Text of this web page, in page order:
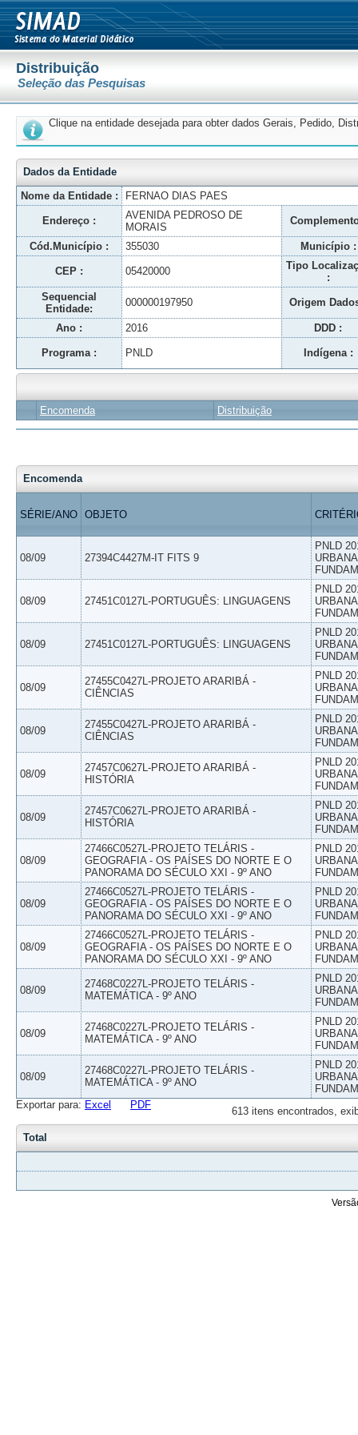
Distribuição
Seleção das Pesquisas
Clique na entidade desejada para obter dados Gerais, Pedido,
Dados da Entidade
Nome da Entidade :
FERNAO DIAS PAES
Endereço :
AVENIDA PEDROSO DE
MORAIS
Cód.Município : 355030 Município :
CEP : 05420000
Tipo
:
Sequencial
Entidade:
000000197950 Origem
Ano : 2016 DDD :
Programa : PNLD Indígena :
Encomenda Distribuição
Encomenda
SÉRIE/ANO OBJETO
08/09 27394C4427M-IT FITS 9
PNLD
08/09 27451C0127L-PORTUGUÊS: LINGUAGENS
PNLD
08/09 27451C0127L-PORTUGUÊS: LINGUAGENS
PNLD
08/09
27455C0427L-PROJETO ARARIBÁ -
CIÊNCIAS
PNLD
08/09
27455C0427L-PROJETO ARARIBÁ -
CIÊNCIAS
PNLD
08/09
27457C0627L-PROJETO ARARIBÁ -
HISTÓRIA
PNLD
08/09
27457C0627L-PROJETO ARARIBÁ -
HISTÓRIA
PNLD
08/09
27466C0527L-PROJETO TELÁRIS -
GEOGRAFIA - OS PAÍSES DO NORTE E O
PANORAMA DO SÉCULO XXI - 9º ANO
PNLD
08/09
27466C0527L-PROJETO TELÁRIS -
GEOGRAFIA - OS PAÍSES DO NORTE E O
PANORAMA DO SÉCULO XXI - 9º ANO
PNLD
08/09
27466C0527L-PROJETO TELÁRIS -
GEOGRAFIA - OS PAÍSES DO NORTE E O
PANORAMA DO SÉCULO XXI - 9º ANO
PNLD
08/09
27468C0227L-PROJETO TELÁRIS -
MATEMÁTICA - 9º ANO
PNLD
08/09
27468C0227L-PROJETO TELÁRIS -
MATEMÁTICA - 9º ANO
PNLD
08/09
27468C0227L-PROJETO TELÁRIS -
MATEMÁTICA - 9º ANO
PNLD
613 itens encontrados,
Exportar para: Excel PDF
Total